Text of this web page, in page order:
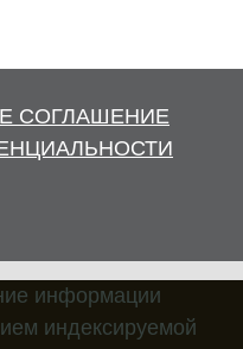
СОГЛАШЕНИЕ
информации
индексируемой